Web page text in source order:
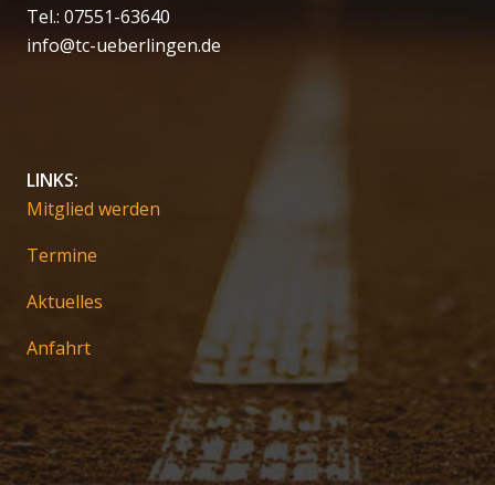
Tel.: 07551-63640
info@tc-ueberlingen.de
LINKS:
Mitglied werden
Termine
Aktuelles
Anfahrt